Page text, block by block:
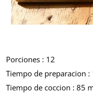
Porciones : 12
Tiempo de preparacion
Tiempo de coccion : 85